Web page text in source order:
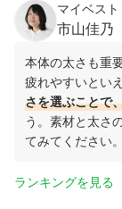
マイベス
市山佳乃
本体の太さも重
疲れやすいとい
さを選ぶことで
う。素材と太さ
てみてください。
ランキングを見る